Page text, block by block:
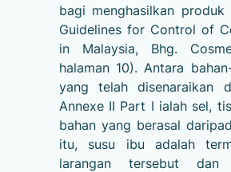
bagi menghasilkan
Guidelines for Control of
in Malaysia, Bhg.
halaman 10). Antara
yang telah disenaraikan
Annexe II Part I ialah sel,
bahan yang berasal
itu, susu ibu adalah
larangan tersebut dan